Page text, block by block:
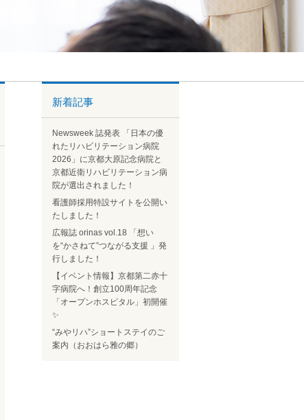
新着記事
Newsweek 誌発表 「日本の優
れたリハビリテーション病院
2026」に京都大原記念病院と
京都近衛リハビリテーション病
院が選出されました！
看護師採用特設サイトを公開い
たしました！
広報誌 orinas vol.18 「想い
を“かさねて”つながる支援 」発
行しました！
【イベント情報】京都第二赤十
字病院へ！創立100周年記念
「オープンホスピタル」初開催
✨
“みやリハ”ショートステイのご
案内（おおはら雅の郷）